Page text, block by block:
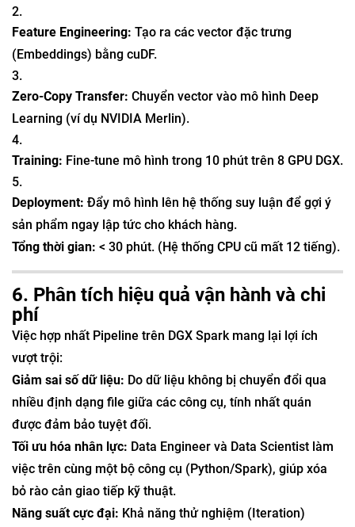
Feature Engineering: Tạo ra các vector đặc trưng
(Embeddings) bằng cuDF.
Zero-Copy Transfer: Chuyển vector vào mô hình Deep
Learning (ví dụ NVIDIA Merlin).
Training: Fine-tune mô hình trong 10 phút trên 8 GPU DGX.
Deployment: Đẩy mô hình lên hệ thống suy luận để gợi ý
sản phẩm ngay lập tức cho khách hàng.
Tổng thời gian: < 30 phút. (Hệ thống CPU cũ mất 12 tiếng).
6. Phân tích hiệu quả vận hành và chi
phí
Việc hợp nhất Pipeline trên DGX Spark mang lại lợi ích
vượt trội:
Giảm sai số dữ liệu: Do dữ liệu không bị chuyển đổi qua
nhiều định dạng file giữa các công cụ, tính nhất quán
được đảm bảo tuyệt đối.
Tối ưu hóa nhân lực: Data Engineer và Data Scientist làm
việc trên cùng một bộ công cụ (Python/Spark), giúp xóa
bỏ rào cản giao tiếp kỹ thuật.
Năng suất cực đại: Khả năng thử nghiệm (Iteration)